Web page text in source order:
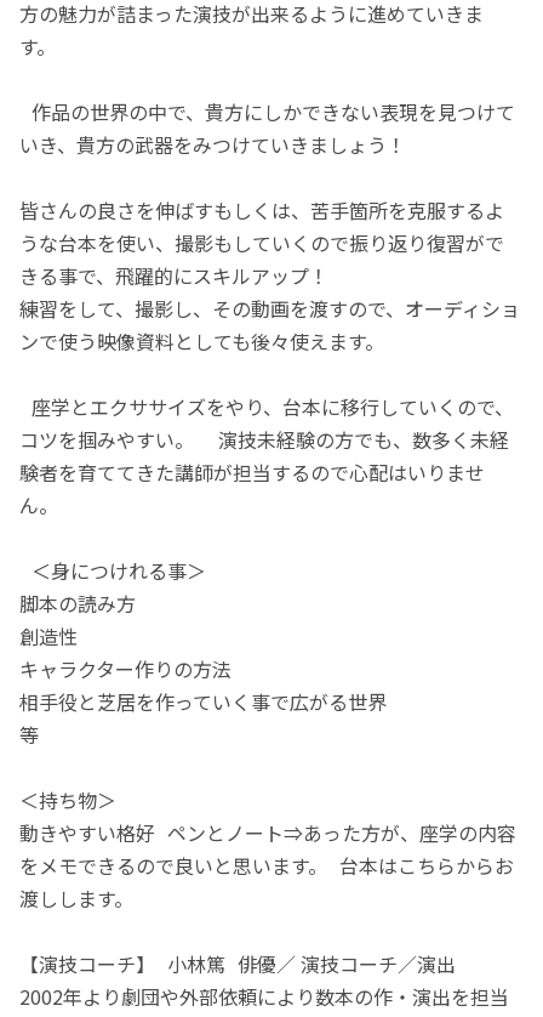
方の魅力が詰まった演技が出来るように進めていきま
す。
作品の世界の中で、貴方にしかできない表現を見つけて
いき、貴方の武器をみつけていきましょう！
皆さんの良さを伸ばすもしくは、苦手箇所を克服するよ
うな台本を使い、撮影もしていくので振り返り復習がで
きる事で、飛躍的にスキルアップ！
練習をして、撮影し、その動画を渡すので、オーディショ
ンで使う映像資料としても後々使えます。
座学とエクササイズをやり、台本に移行していくので、
コツを掴みやすい。 演技未経験の方でも、数多く未経
験者を育ててきた講師が担当するので心配はいりませ
ん。
＜身につけれる事＞
脚本の読み方
創造性
キャラクター作りの方法
相手役と芝居を作っていく事で広がる世界
等
＜持ち物＞
動きやすい格好 ペンとノート⇒あった方が、座学の内容
をメモできるので良いと思います。 台本はこちらからお
渡しします。
【演技コーチ】 小林篤 俳優／ 演技コーチ／演出
2002年より劇団や外部依頼により数本の作・演出を担当